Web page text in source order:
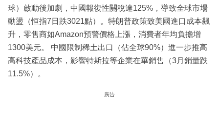
球）啟動後加劇，中國報復性關稅達125%，導致全球市場
動盪（恒指7日跌3021點）。特朗普政策致美國進口成本飆
升，零售商如Amazon預警價格上漲，消費者年均負擔增
1300美元。 中國限制稀土出口（佔全球90%）進一步推高
高科技產品成本，影響特斯拉等企業在華銷售（3月銷量跌
11.5%）。
廣告